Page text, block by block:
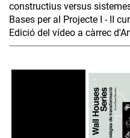
constructius versus
Bases per al Projecte I - II
Edició del vídeo a càrrec